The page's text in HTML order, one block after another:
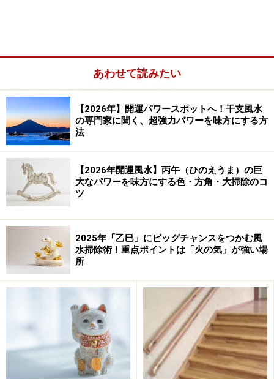
リビング階段でリビングをより広く見せる
35坪（115平米）の家で理想の間取りを実現
延べ床面積35坪は広い？理想の間取り？
ところで現在、1住戸当たりの延べ床面積の平均はどの
くらいなのでしょうか。総務省統計局の「住宅・土地統
計調査」によると、平成25（2013）年の1住宅当たりの
延べ床面積の平均は94.91平方メートルです。これは一戸
あわせて読みたい
【2026年】開運パワースポットへ！干支風水
の専門家に聞く、超強力パワーを味方にする方
法
【2026年開運風水】丙午（ひのえうま）の巨
大なパワーを味方にする色・方角・大掃除のコ
ツ
2025年「乙巳」にビッグチャンスをつかむ風
水掃除術！重点ポイントは「火の気」が強い場
所